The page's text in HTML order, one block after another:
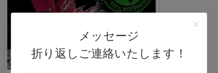
メッセージ
折り返しご連絡いたします！